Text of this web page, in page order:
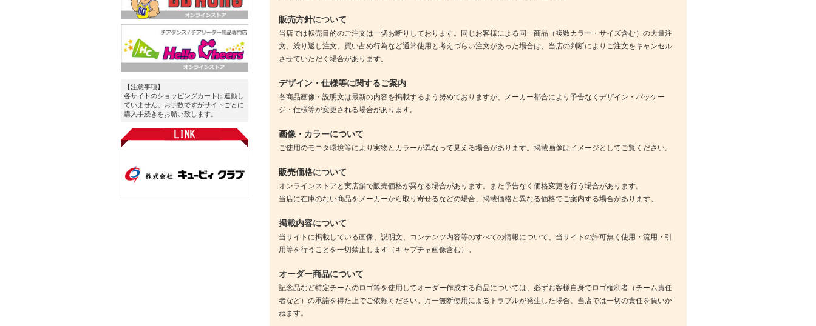
【注意事項】
各サイトのショッピングカートは連動し
ていません。お手数ですがサイトごとに
購入手続きをお願い致します。
販売方針について
当店では転売目的のご注文は一切お断りしております。同じお客様による同一商品（複数カラー・サイズ含む）の大量注
文、繰り返し注文、買い占め行為など通常使用と考えづらい注文があった場合は、当店の判断によりご注文をキャンセル
させていただく場合があります。
デザイン・仕様等に関するご案内
各商品画像・説明文は最新の内容を掲載するよう努めておりますが、メーカー都合により予告なくデザイン・パッケー
ジ・仕様等が変更される場合があります。
画像・カラーについて
ご使用のモニタ環境等により実物とカラーが異なって見える場合があります。掲載画像はイメージとしてご覧ください。
販売価格について
オンラインストアと実店舗で販売価格が異なる場合があります。また予告なく価格変更を行う場合があります。
当店に在庫のない商品をメーカーから取り寄せるなどの場合、掲載価格と異なる価格でご案内する場合があります。
掲載内容について
当サイトに掲載している画像、説明文、コンテンツ内容等のすべての情報について、当サイトの許可無く使用・流用・引
用等を行うことを一切禁止します（キャプチャ画像含む）。
オーダー商品について
記念品など特定チームのロゴ等を使用してオーダー作成する商品については、必ずお客様自身でロゴ権利者（チーム責任
者など）の承諾を得た上でご依頼ください。万一無断使用によるトラブルが発生した場合、当店では一切の責任を負いか
ねます。